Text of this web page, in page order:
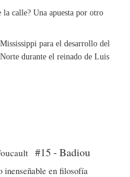
la calle? Una apuesta por otro
para el desarrollo del
durante el reinado de Luis
#15 - Badiou
inenseñable en filosofía